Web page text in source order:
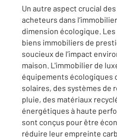
Un autre aspect crucial
acheteurs dans
dimension écologique.
biens immobiliers de
soucieux de l’impact
maison. L'immobilier de
équipements écologiques
solaires, des systèmes de
pluie, des matériaux
énergétiques à haute
sont conçus pour être
réduire leur empreinte